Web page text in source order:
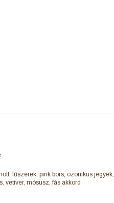
fűszerek, pink bors, ozonikus jegyek,
vetiver, mósusz, fás akkord